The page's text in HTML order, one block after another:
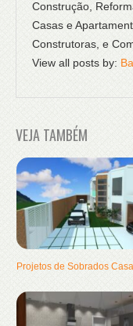
Construção,
Casas e
Construtoras, e
View all posts by:
VEJA TAMBÉM
Projetos de Sobrados